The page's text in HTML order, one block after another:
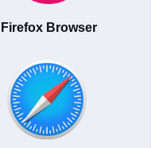
Firefox Browser